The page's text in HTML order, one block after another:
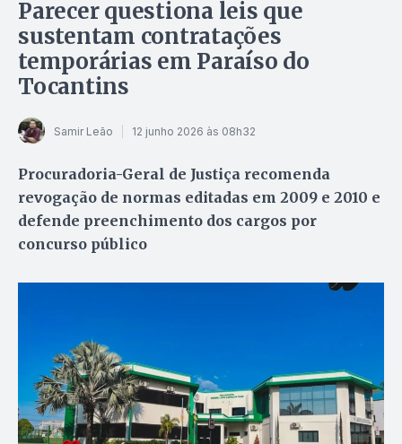
Parecer questiona leis que
sustentam contratações
temporárias em Paraíso do
Tocantins
Samir Leão 12 junho 2026 às 08h32
Procuradoria-Geral de Justiça recomenda
revogação de normas editadas em 2009 e 2010 e
defende preenchimento dos cargos por
concurso público